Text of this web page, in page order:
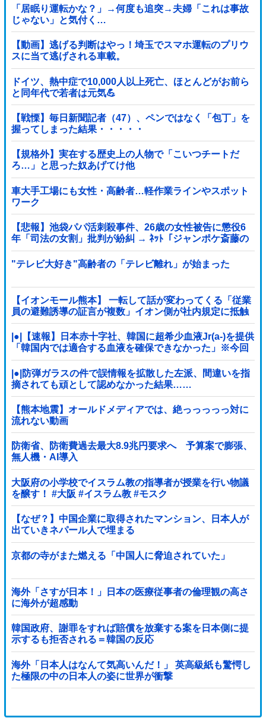
「居眠り運転かな？」→何度も追突→夫婦「これは事故
じゃない」と気付く…
【動画】逃げる判断はやっ！埼玉でスマホ運転のプリウ
スに当て逃げされる車載。
ドイツ、熱中症で10,000人以上死亡、ほとんどがお前ら
と同年代で若者は元気💪
【戦慄】毎日新聞記者（47）、ペンではなく「包丁」を
握ってしまった結果・・・・・
【規格外】実在する歴史上の人物で「こいつチートだ
ろ…」と思った奴あげてけ他
車大手工場にも女性・高齢者…軽作業ラインやスポット
ワーク
【悲報】池袋パパ活刺殺事件、26歳の女性被告に懲役6
年「司法の女割」批判が紛糾 → ﾈｯﾄ「ジャンポケ斎藤の
罪より軽くて草」ｗｗｗｗｗｗｗｗｗｗｗｗｗｗｗｗ
"テレビ大好き"高齢者の「テレビ離れ」が始まった
【イオンモール熊本】 一転して話が変わってくる「従業
員の避難誘導の証言が複数」イオン側が社内規定に抵触
していた疑い
|●|【速報】日本赤十字社、韓国に超希少血液Jr(a-)を提供
「韓国内では適合する血液を確保できなかった」※今回
で4回目
|●|防弾ガラスの件で誤情報を拡散した左派、間違いを指
摘されても頑として認めなかった結果……
【熊本地震】オールドメディアでは、絶っっっっっ対に
流れない動画
防衛省、防衛費過去最大8.9兆円要求へ 予算案で膨張、
無人機・AI導入
大阪府の小学校でイスラム教の指導者が授業を行い物議
を醸す！ #大阪 #イスラム教 #モスク
【なぜ？】中国企業に取得されたマンション、日本人が
出ていきネパール人で埋まる
京都の寺がまた燃える「中国人に脅迫されていた」
海外「さすが日本！」日本の医療従事者の倫理観の高さ
に海外が超感動
韓国政府、謝罪をすれば賠償を放棄する案を日本側に提
示するも拒否される＝韓国の反応
海外「日本人はなんて気高いんだ！」 英高級紙も驚愕し
た極限の中の日本人の姿に世界が衝撃